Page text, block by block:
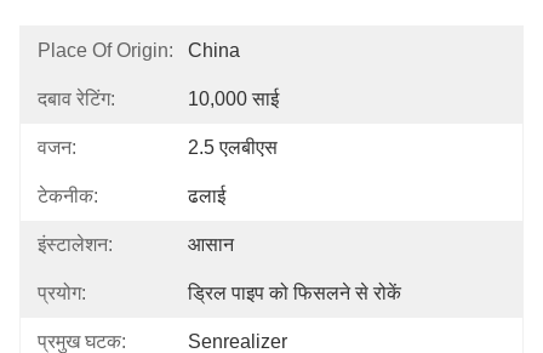
Place Of Origin: China
दबाव रेटिंग: 10,000 साई
वजन: 2.5 एलबीएस
टेकनीक: ढलाई
इंस्टालेशन: आसान
प्रयोग: ड्रिल पाइप को फिसलने से रोकें
प्रमुख घटक: Senrealizer